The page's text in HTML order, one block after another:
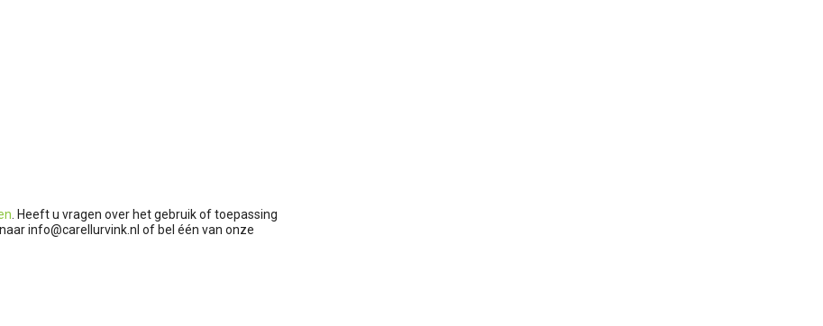
. Heeft u vragen over het gebruik of toepassing
info@carellurvink.nl of bel één van onze